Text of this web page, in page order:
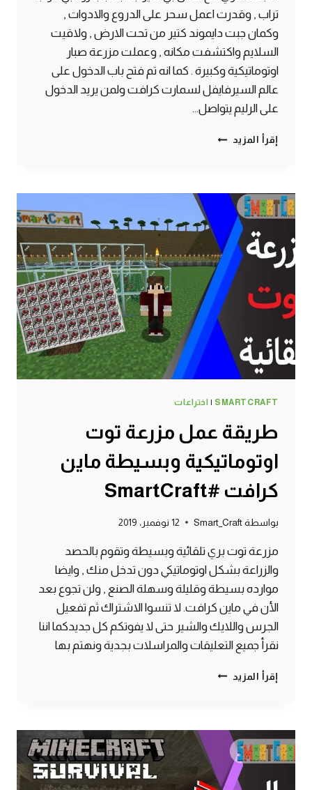
تراب , وقدرت اعمل سحر على الدروع والادوات ,
وكمان جبت دايموند كتير من تحت الارض , ولاقيت
السلايم واكتشفت مكانه , وعملت مزرعة صبار
اوتوماتيكية وكبيرة . كما انه تم فتح باب الدخول على
عالم السيرفايفل لسمارت كرافت ولمن يريد الدخول
على الرليم يتواصل…
إقرأ المزيد الحلقة
زومبي
ودايموند
وسحر
وسلايم
وصبار
–
سرفايفل
ماين
كرافت
#SMARTCRAFT
SMARTCRAFT
| اختراعات
طريقة عمل مزرعة توت
اوتوماتيكية وبسيطة ماين
كرافت #SmartCraft
بواسطة Smart_Craft 12 نوفمبر، 2019
مزرعة توت بري تلقائية وبسيطة وتقوم بالحصد
والزراعة بشكل اوتوماتيكي دون تدخل منك , وايضا
موارده بسيطة وقليلة وسهلة الصنع , ولن تجوع بعد
الأن في ماين كرافت. لا تنسوا الاشتراك ثم تفعيل
الجرس واللايك والشير حتى لا يفوتكم كل جديدكما اننا
نقرأ جميع التعليقات والمراسلات بجدية ونهتم بها
إقرأ المزيد طريقة
اوتوماتيكية
وبسيطة
ماين
كرافت